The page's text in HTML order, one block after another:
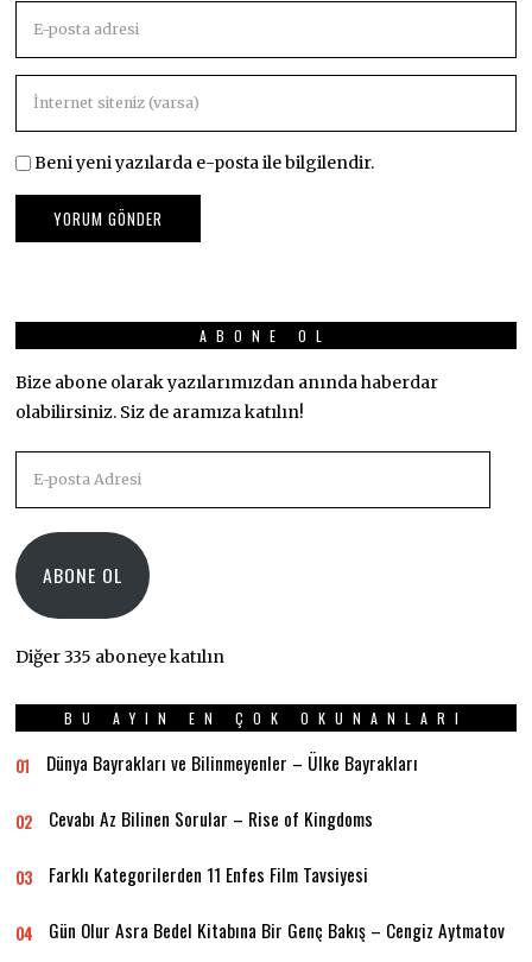
Beni yeni yazılarda e-posta ile bilgilendir.
ABONE OL
Bize abone olarak yazılarımızdan anında haberdar
olabilirsiniz. Siz de aramıza katılın!
posta
ABONE OL
Diğer 335 aboneye katılın
BU AYIN EN ÇOK OKUNANLARI
01 Dünya Bayrakları ve Bilinmeyenler – Ülke Bayrakları
02 Cevabı Az Bilinen Sorular – Rise of Kingdoms
03 Farklı Kategorilerden 11 Enfes Film Tavsiyesi
04 Gün Olur Asra Bedel Kitabına Bir Genç Bakış – Cengiz Aytmatov